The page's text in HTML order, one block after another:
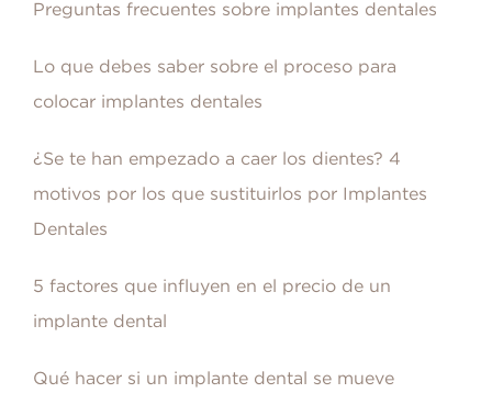
Preguntas frecuentes sobre implantes dentales
Lo que debes saber sobre el proceso para
colocar implantes dentales
¿Se te han empezado a caer los dientes? 4
motivos por los que sustituirlos por Implantes
Dentales
5 factores que influyen en el precio de un
implante dental
Qué hacer si un implante dental se mueve